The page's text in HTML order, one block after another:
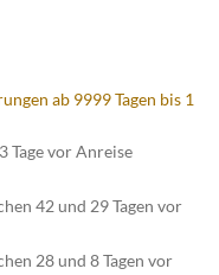
ab 9999 Tagen bis 1
Tage vor Anreise
42 und 29 Tagen vor
28 und 8 Tagen vor